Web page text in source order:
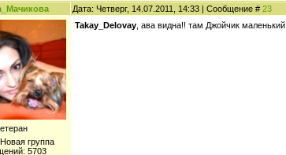
Дата: Четверг, 14.07.2011, 14:33 | Сообщение # 23
группа
5703
Takay_Delovay , ава видна!! там Джойчик маленький